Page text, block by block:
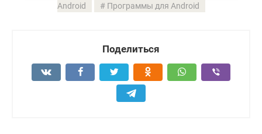
Android
Программы для Android
Поделиться